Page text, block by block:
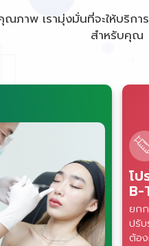
คุณภาพ เรามุ่งมั่นที่จะให้
สำหรับคุณ
โป
B-
ยก
ปรับ
ต้อ